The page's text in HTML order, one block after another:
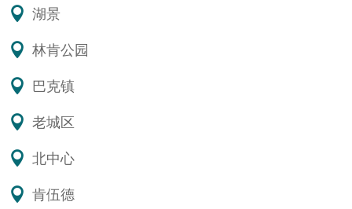
湖景
林肯公园
巴克镇
老城区
北中心
肯伍德